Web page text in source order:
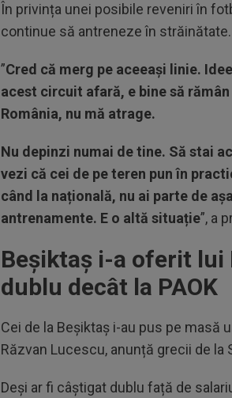
În privința unei posibile reveniri în
continue să antreneze în străinătate.
”Cred că merg pe aceeași linie.
acest circuit afară, e bine să
România, nu mă atrage.
Nu depinzi numai de tine. Să stai
vezi că cei de pe teren pun în
când la națională, nu ai parte de
antrenamente. E o altă situație”, a
Beșiktaș i-a oferit lui
dublu decât la PAOK
Cei de la Beșiktaș i-au pus pe masă
Răzvan Lucescu, anunță grecii de la
Deși ar fi câștigat dublu față de